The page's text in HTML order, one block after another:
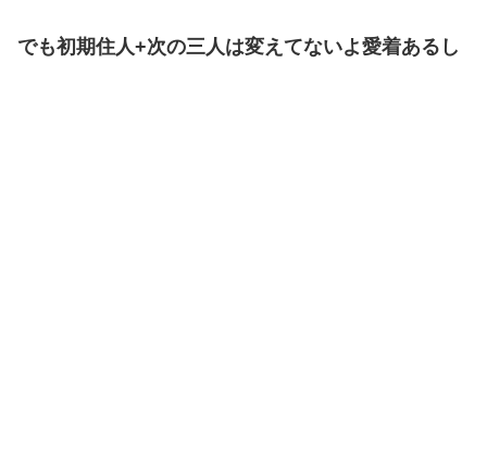
でも初期住人+次の三人は変えてないよ愛着あるし